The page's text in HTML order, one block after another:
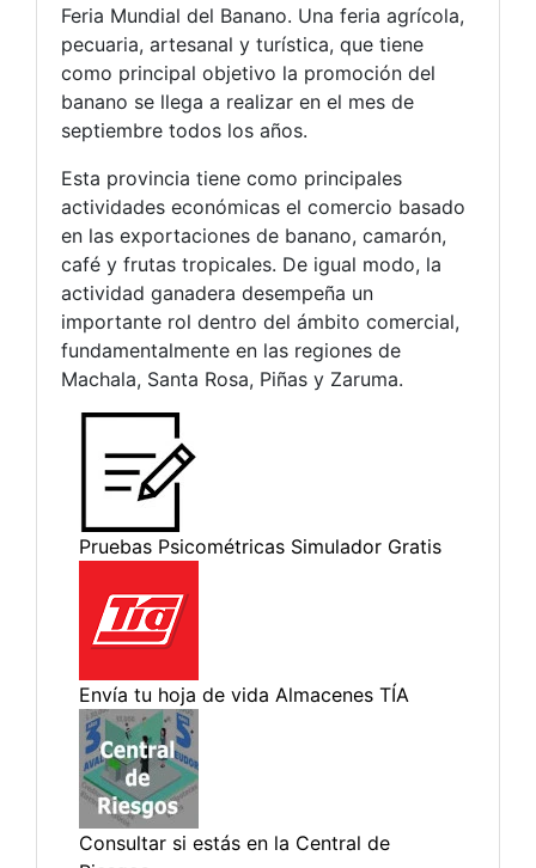
Feria Mundial del Banano. Una feria agrícola,
pecuaria, artesanal y turística, que tiene
como principal objetivo la promoción del
banano se llega a realizar en el mes de
septiembre todos los años.
Esta provincia tiene como principales
actividades económicas el comercio basado
en las exportaciones de banano, camarón,
café y frutas tropicales. De igual modo, la
actividad ganadera desempeña un
importante rol dentro del ámbito comercial,
fundamentalmente en las regiones de
Machala, Santa Rosa, Piñas y Zaruma.